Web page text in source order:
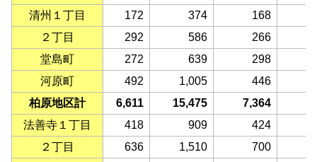
清州１丁目
172 374 168
２丁目
292 586 266
堂島町
272 639 298
河原町
492 1,005 446
柏原地区計
6,611 15,475 7,364
法善寺１丁目
418 909 424
２丁目
636 1,510 700